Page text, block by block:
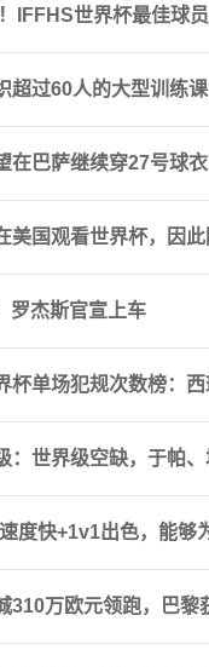
IFFHS世界杯最佳球
超过60人的大型训练
在巴萨继续穿27号球
美国观看世界杯，因
罗杰斯官宣上车
杯单场犯规次数榜：
：世界级空缺，于帕
度快+1v1出色，能够
310万欧元领跑，巴黎